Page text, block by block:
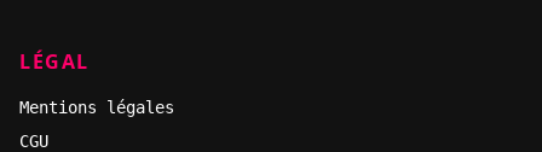
LÉGAL
Mentions légales
CGU